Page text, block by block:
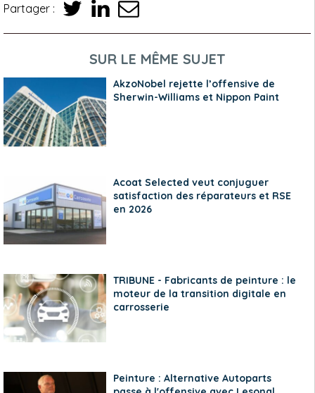
Partager :
SUR LE MÊME SUJET
AkzoNobel rejette l’offensive de
Sherwin-Williams et Nippon Paint
Acoat Selected veut conjuguer
satisfaction des réparateurs et RSE
en 2026
TRIBUNE - Fabricants de peinture : le
moteur de la transition digitale en
carrosserie
Peinture : Alternative Autoparts